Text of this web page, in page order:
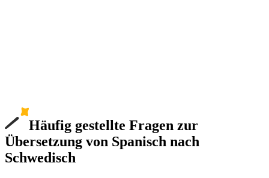
Häufig gestellte Fragen zur
Übersetzung von Spanisch nach
Schwedisch